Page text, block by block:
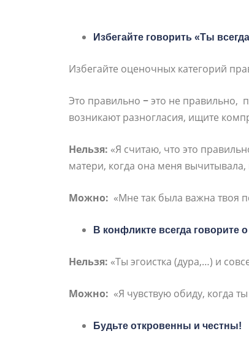
Избегайте говорить «Ты
Избегайте оценочных категорий
Это правильно −это не правильно,
возникают разногласия, ищите
Нельзя: «Я считаю, что это
матери, когда она меня
Можно: «Мне так была важна твоя
В конфликте всегда говорите
Нельзя: «Ты эгоистка (дура,…) и
Можно: «Я чувствую обиду, когда
Будьте откровенны и честны!